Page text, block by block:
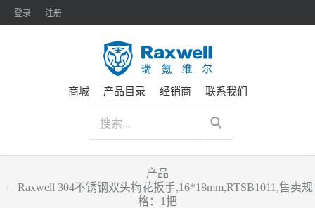
登录 注册
商城 产品目录 经销商 联系我们
产品
Raxwell 304不锈钢双头梅花扳手,16*18mm,RTSB1011,售卖规
格：1把